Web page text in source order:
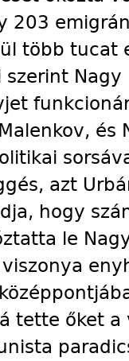
203
több tucat
és
azt
hogy
le
tette őket